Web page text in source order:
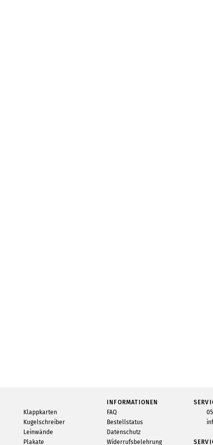
Klappkarten
Kugelschreiber
Leinwände
Plakate
INFORMATIONEN
FAQ
Bestellstatus
Datenschutz
Widerrufsbelehrung